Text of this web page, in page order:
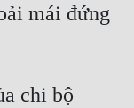
mái đứng
chi bộ